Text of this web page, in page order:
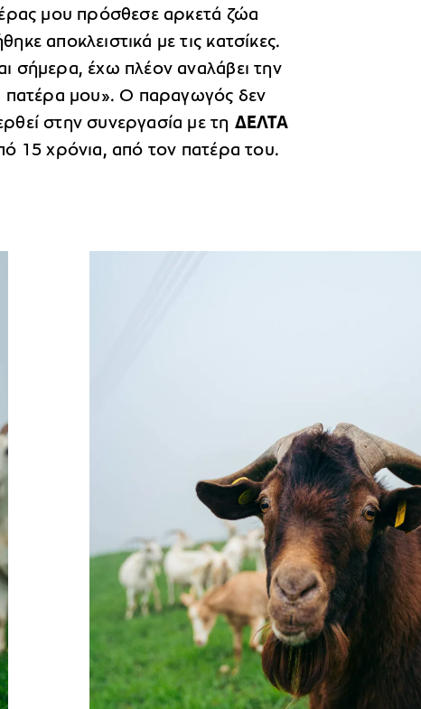
μου πρόσθεσε αρκετά ζώα
αποκλειστικά με τις κατσίκες.
σήμερα, έχω πλέον αναλάβει την
πατέρα μου». Ο παραγωγός δεν
στην συνεργασία με τη ΔΕΛΤΑ
15 χρόνια, από τον πατέρα του.